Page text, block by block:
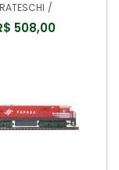
/
508,00